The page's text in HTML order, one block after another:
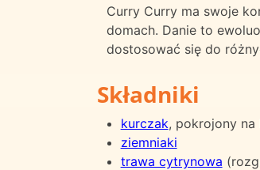
Curry Curry ma swoje
domach. Danie to
dostosować się do
Składniki
kurczak, pokrojony na
ziemniaki
trawa cytrynowa